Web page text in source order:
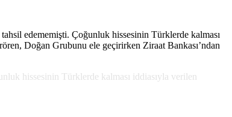
edememişti. Çoğunluk hissesinin Türklerde kalması
Doğan Grubunu ele geçirirken Ziraat Bankası’ndan
hissesinin Türklerde kalması iddiasıyla verilen